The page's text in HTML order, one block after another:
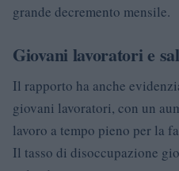
grande decremento mensile.
Giovani lavoratori e
Il rapporto ha anche
giovani lavoratori, con un
lavoro a tempo pieno per la
Il tasso di disoccupazione